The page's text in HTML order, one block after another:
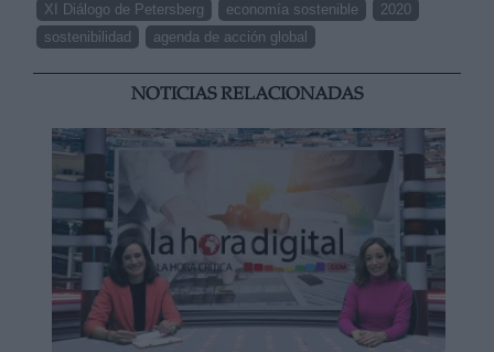
XI Diálogo de Petersberg
economía sostenible
2020
sostenibilidad
agenda de acción global
NOTICIAS RELACIONADAS